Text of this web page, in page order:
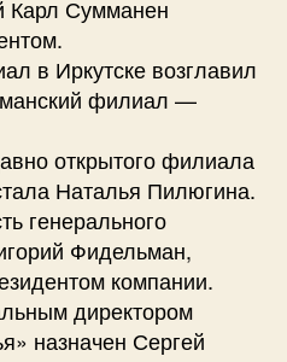
Карл Сумманен
в Иркутске возглавил
филиал —
открытого филиала
Наталья Пилюгина.
генерального
Фидельман,
компании.
директором
назначен Сергей